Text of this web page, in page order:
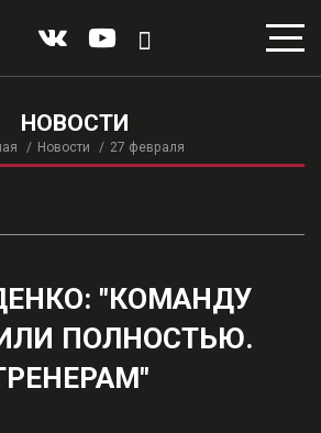
НОВОСТИ
Новости 27 февраля
"КОМАНДУ
ПОЛНОСТЬЮ.